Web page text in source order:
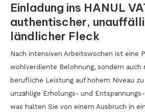
Einladung ins HANUL
authentischer,
ländlicher Fleck
Nach intensiven Arbeitswochen ist eine
wohlverdiente Belohnung, sondern auch
berufliche Leistung auf hohem Niveau
unzählige Erholungs- und
was halten Sie von einem Ausbruch in